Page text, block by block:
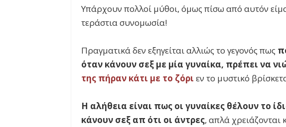
Υπάρχουν πολλοί μύθοι, όμως πίσω από αυτόν
τεράστια συνομωσία!
Πραγματικά δεν εξηγείται αλλιώς το γεγονός πως
όταν κάνουν σεξ με μία γυναίκα, πρέπει να
της πήραν κάτι με το ζόρι εν το μυστικό
Η αλήθεια είναι πως οι γυναίκες θέλουν το
κάνουν σεξ απ ότι οι άντρες, απλά χρειάζονται